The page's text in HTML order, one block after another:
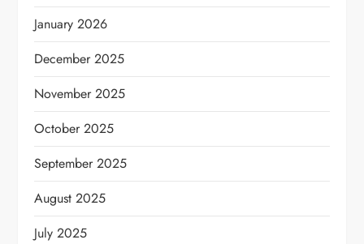
January 2026
December 2025
November 2025
October 2025
September 2025
August 2025
July 2025